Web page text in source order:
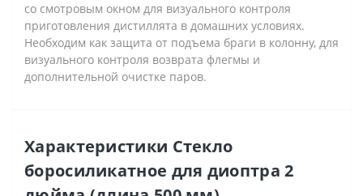
со смотровым окном для визуального контроля
приготовления дистиллята в домашних условиях.
Необходим как защита от подъема браги в колонну, для
визуального контроля возврата флегмы и
дополнительной очистке паров.
Характеристики Стекло
боросиликатное для диоптра 2